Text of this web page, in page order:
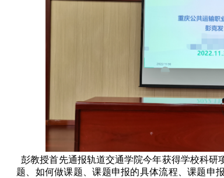
彭教授首先通报轨道交通学院今年获得学校科
题、如何做课题、课题申报的具体流程、课题申